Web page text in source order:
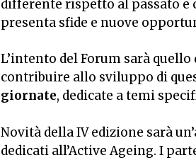
differente rispetto al passato
presenta sfide e nuove
L’intento del Forum sarà
contribuire allo sviluppo di
giornate, dedicate a temi
Novità della IV edizione sarà
dedicati all’Active Ageing. I